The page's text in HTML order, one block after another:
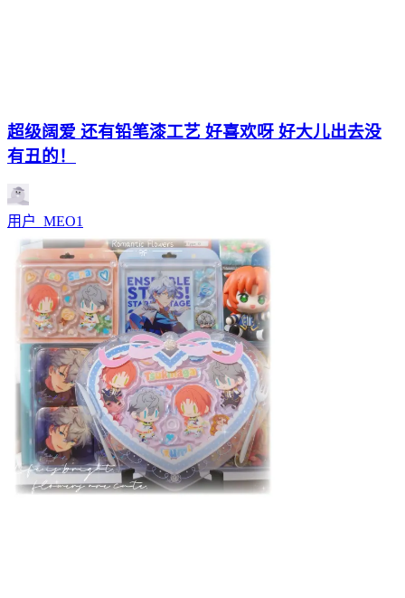
超级阔爱 还有铅笔漆工艺 好喜欢呀 好大儿出去没
有丑的！
用户_MEO1